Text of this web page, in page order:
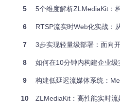
在线教育平台：如何解决师生实
直播方案的延迟会导致问答不同
对面交流体验。配合其内置的多
直播电商需要主播实时回应观众
dia Server支持多路视频输入和实
播画面、商品特写和嘉宾连线，
5 5个维度解析ZLMediaKit：构建实
6 RTSP流实时Web化实战：从延迟
7 3步实现轻量级部署：面向开发者的
8 如何在10分钟内构建企业
9 构建低延迟流媒体系统：
10 ZLMediaKit：高性能实时流媒